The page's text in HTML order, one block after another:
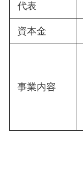
代表
資本金
事業内容